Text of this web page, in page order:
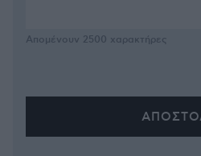
Απομένουν 2500 χαρακτήρες